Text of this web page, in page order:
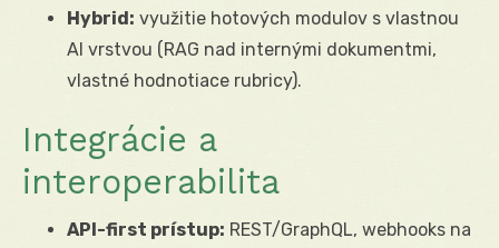
Hybrid: využitie hotových modulov s vlastnou
AI vrstvou (RAG nad internými dokumentmi,
vlastné hodnotiace rubricy).
Integrácie a
interoperabilita
API-first prístup: REST/GraphQL, webhooks na